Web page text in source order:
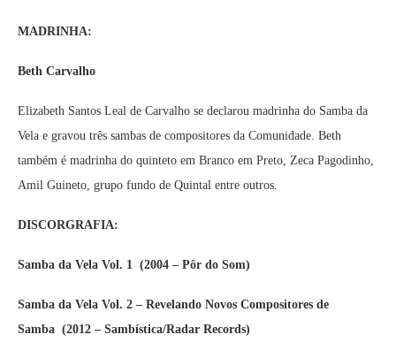
MADRINHA:
Beth Carvalho
Elizabeth Santos Leal de Carvalho se declarou madrinha do Samba da
Vela e gravou três sambas de compositores da Comunidade. Beth
também é madrinha do quinteto em Branco em Preto, Zeca Pagodinho,
Amil Guineto, grupo fundo de Quintal entre outros.
DISCORGRAFIA:
Samba da Vela Vol. 1 (2004 – Pôr do Som)
Samba da Vela Vol. 2 – Revelando Novos Compositores de
Samba (2012 – Sambística/Radar Records)